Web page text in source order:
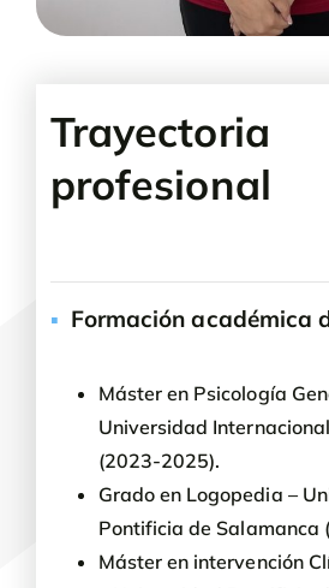
Trayectoria
profesional
▪ Formación académica
Máster en Psicología
Universidad
(2023-2025).
Grado en Logopedia –
Pontificia de Salamanca
Máster en intervención